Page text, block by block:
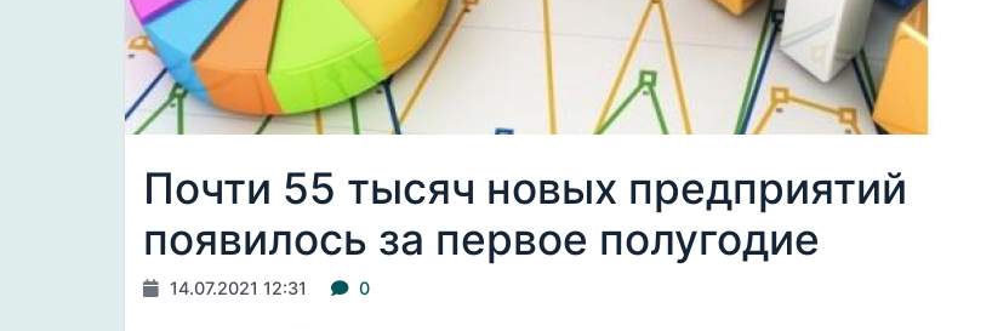
Почти 55 тысяч новых предприятий
появилось за первое полугодие
14.07.2021 12:31 0